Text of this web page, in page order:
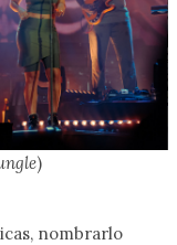
)
nombrarlo